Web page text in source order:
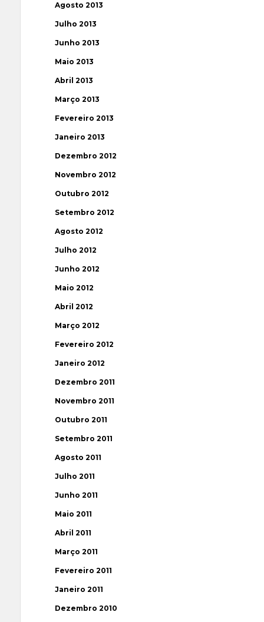
Agosto 2013
Julho 2013
Junho 2013
Maio 2013
Abril 2013
Março 2013
Fevereiro 2013
Janeiro 2013
Dezembro 2012
Novembro 2012
Outubro 2012
Setembro 2012
Agosto 2012
Julho 2012
Junho 2012
Maio 2012
Abril 2012
Março 2012
Fevereiro 2012
Janeiro 2012
Dezembro 2011
Novembro 2011
Outubro 2011
Setembro 2011
Agosto 2011
Julho 2011
Junho 2011
Maio 2011
Abril 2011
Março 2011
Fevereiro 2011
Janeiro 2011
Dezembro 2010